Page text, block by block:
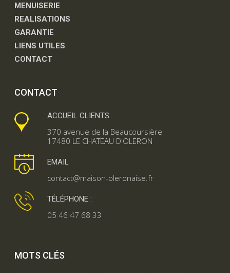
MENUISERIE
REALISATIONS
GARANTIE
LIENS UTILES
CONTACT
CONTACT
ACCUEIL CLIENTS
370 avenue de la Beaucoursière
17480 LE CHATEAU D'OLERON
EMAIL
contact@maison-oleronaise.fr
TÉLÉPHONE :
05 46 47 68 33
MOTS CLÉS